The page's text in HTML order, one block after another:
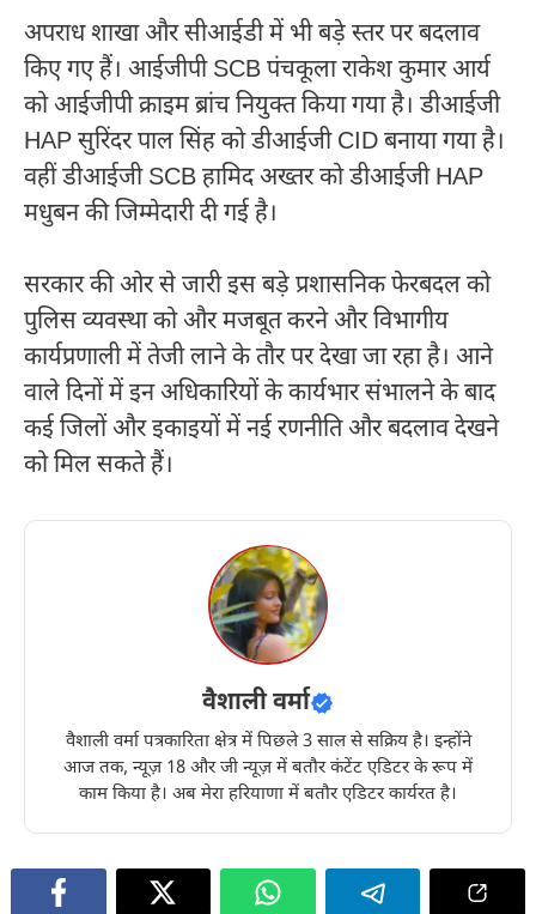
अपराध शाखा और सीआईडी में भी बड़े स्तर पर बदलाव
किए गए हैं। आईजीपी SCB पंचकूलाराकेश कुमार आर्य
को आईजीपी क्राइम ब्रांच नियुक्त किया गया है। डीआईजी
HAPसुरिंदर पाल सिंहको डीआईजी CID बनाया गया है।
वहीं डीआईजी SCBहामिद अख्तरको डीआईजी HAP
मधुबन की जिम्मेदारी दी गई है।
सरकार की ओर से जारी इस बड़े प्रशासनिक फेरबदल को
पुलिस व्यवस्था को और मजबूत करने और विभागीय
कार्यप्रणाली में तेजी लाने के तौर पर देखा जा रहा है। आने
वाले दिनों में इन अधिकारियों के कार्यभार संभालने के बाद
कई जिलों और इकाइयों में नई रणनीति और बदलाव देखने
को मिल सकते हैं।
वैशाली वर्मा
वैशाली वर्मा पत्रकारिता क्षेत्र में पिछले 3 साल से सक्रिय है। इन्होंने
आज तक, न्यूज़ 18 और जी न्यूज़ में बतौर कंटेंट एडिटर के रूप में
काम किया है। अब मेरा हरियाणा में बतौर एडिटर कार्यरत है।